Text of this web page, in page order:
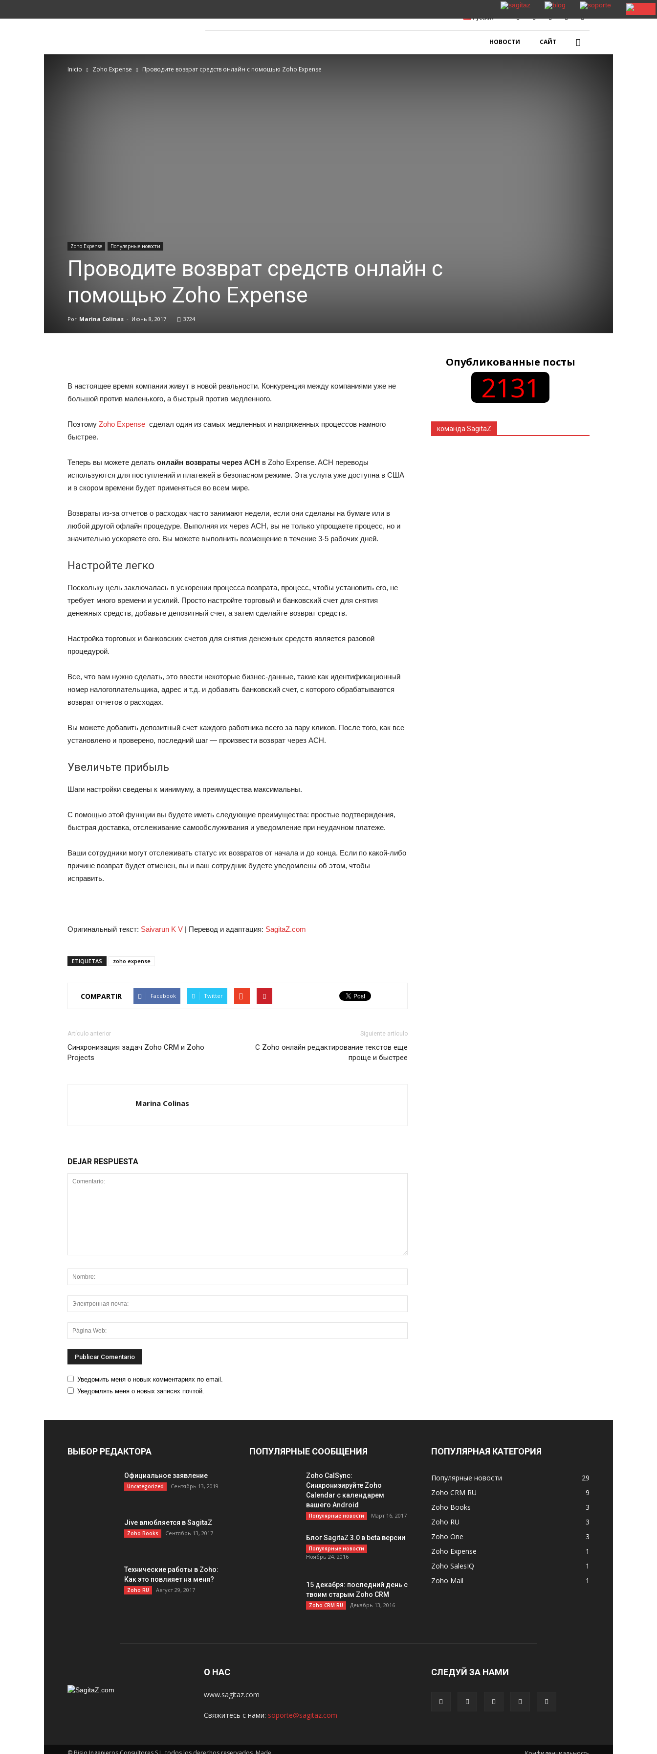
Blog
SagitaZ
Русский
НОВОСТИ САЙТ
Inicio Zoho Expense Проводите возврат средств онлайн с помощью Zoho Expense
Zoho Expense Популярные новости
Проводите возврат средств онлайн с
помощью Zoho Expense
Por Marina Colinas - Июнь 8, 2017 3724
В настоящее время компании живут в новой реальности. Конкуренция между компаниями уже не
большой против маленького, а быстрый против медленного.
Поэтому Zoho Expense сделал один из самых медленных и напряженных процессов намного
быстрее.
Теперь вы можете делать онлайн возвраты через ACH в Zoho Expense. ACH переводы
используются для поступлений и платежей в безопасном режиме. Эта услуга уже доступна в США
и в скором времени будет применяться во всем мире.
Возвраты из-за отчетов о расходах часто занимают недели, если они сделаны на бумаге или в
любой другой офлайн процедуре. Выполняя их через ACH, вы не только упрощаете процесс, но и
значительно ускоряете его. Вы можете выполнить возмещение в течение 3-5 рабочих дней.
Настройте легко
Поскольку цель заключалась в ускорении процесса возврата, процесс, чтобы установить его, не
требует много времени и усилий. Просто настройте торговый и банковский счет для снятия
денежных средств, добавьте депозитный счет, а затем сделайте возврат средств.
Настройка торговых и банковских счетов для снятия денежных средств является разовой
процедурой.
Все, что вам нужно сделать, это ввести некоторые бизнес-данные, такие как идентификационный
номер налогоплательщика, адрес и т.д. и добавить банковский счет, с которого обрабатываются
возврат отчетов о расходах.
Вы можете добавить депозитный счет каждого работника всего за пару кликов. После того, как все
установлено и проверено, последний шаг — произвести возврат через ACH.
Увеличьте прибыль
Шаги настройки сведены к минимуму, а преимущества максимальны.
С помощью этой функции вы будете иметь следующие преимущества: простые подтверждения,
быстрая доставка, отслеживание самообслуживания и уведомление при неудачном платеже.
Ваши сотрудники могут отслеживать статус их возвратов от начала и до конца. Если по какой-либо
причине возврат будет отменен, вы и ваш сотрудник будете уведомлены об этом, чтобы
исправить.
Оригинальный текст: Saivarun K V | Перевод и адаптация: SagitaZ.com
ETIQUETAS zoho expense
COMPARTIR Facebook Twitter
Artículo anterior
Синхронизация задач Zoho CRM и Zoho
Projects
Siguiente artículo
С Zoho онлайн редактирование текстов еще
проще и быстрее
Marina Colinas
DEJAR RESPUESTA
Уведомить меня о новых комментариях по email.
Уведомлять меня о новых записях почтой.
Опубликованные посты
2131
команда SagitaZ
ВЫБОР РЕДАКТОРА
Официальное заявление
Uncategorized Сентябрь 13, 2019
Jive влюбляется в SagitaZ
Zoho Books Сентябрь 13, 2017
Технические работы в Zoho:
Как это повлияет на меня?
Zoho RU Август 29, 2017
ПОПУЛЯРНЫЕ СООБЩЕНИЯ
Zoho CalSync:
Cинхронизируйте Zoho
Calendar с календарем
вашего Android​
Популярные новости Март 16, 2017
Блог SagitaZ 3.0 в beta версии
Популярные новости
Ноябрь 24, 2016
15 декабря: последний день с
твоим старым Zoho CRM
Zoho CRM RU Декабрь 13, 2016
ПОПУЛЯРНАЯ КАТЕГОРИЯ
Популярные новости
29
Zoho CRM RU
9
Zoho Books
3
Zoho RU
3
Zoho One
3
Zoho Expense
1
Zoho SalesIQ
1
Zoho Mail
1
О НАС
www.sagitaz.com
Свяжитесь с нами: soporte@sagitaz.com
СЛЕДУЙ ЗА НАМИ